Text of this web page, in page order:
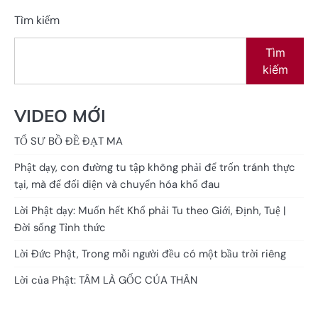
Tìm kiếm
Tìm
kiếm
VIDEO MỚI
TỔ SƯ BỒ ĐỀ ĐẠT MA
Phật dạy, con đường tu tập không phải để trốn tránh thực
tại, mà để đối diện và chuyển hóa khổ đau
Lời Phật dạy: Muốn hết Khổ phải Tu theo Giới, Định, Tuệ |
Đời sống Tỉnh thức
Lời Đức Phật, Trong mỗi người đều có một bầu trời riêng
Lời của Phật: TÂM LÀ GỐC CỦA THÂN